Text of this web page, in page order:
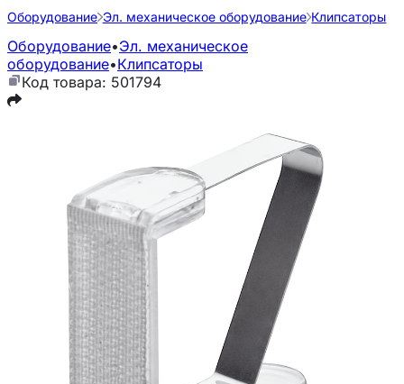
Оборудование Эл. механическое оборудование Клипсаторы
Оборудование•Эл. механическое
оборудование•Клипсаторы
Код товара: 501794